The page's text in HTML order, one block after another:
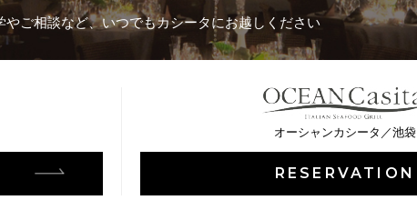
やご相談など、いつでもカシータにお越しください
オーシャンカシータ／池袋
RESERVATION